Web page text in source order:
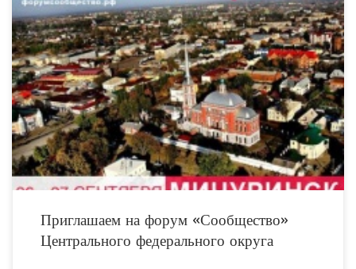
27 сентября на форуме «Сообщество» в Мичуринскесостоится мастер-класс по
взаимодействию с информационным пространством и СМИ. Ашот Караханян,
шеф-редактор и ведущий программы «Активная среда» на телеканале ОТР,
Приглашаем на форум «Сообщество»
Центрального федерального округа